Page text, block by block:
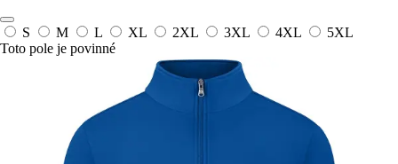
S M L XL 2XL 3XL 4XL
5XL
Toto pole je povinné